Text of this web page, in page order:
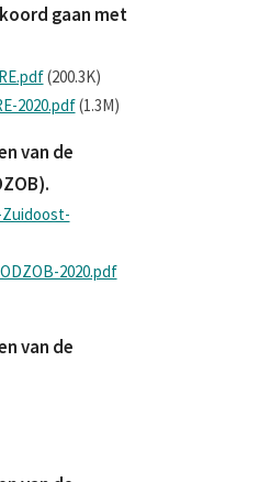
gaan met
(200.3K)
2020.pdf(1.3M)
van de
Zuidoost-
2020.pdf
van de